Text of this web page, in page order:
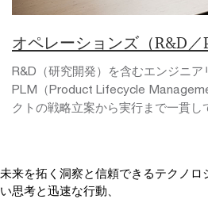
オペレーションズ（R&D／
R&D（研究開発）を含むエンジニ
PLM（Product Lifecycle
クトの戦略立案から実行まで一貫し
未来を拓く洞察と信頼できるテクノロ
い思考と迅速な行動、